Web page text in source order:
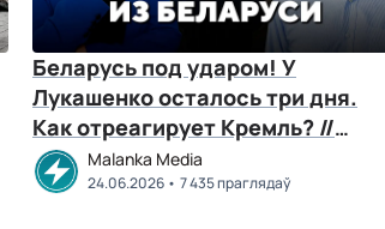
Беларусь под ударом! У
Лукашенко осталось три дня.
Как отреагирует Кремль? //
Горячий комментарий
Malanka Media
24.06.2026 7 435 праглядаў